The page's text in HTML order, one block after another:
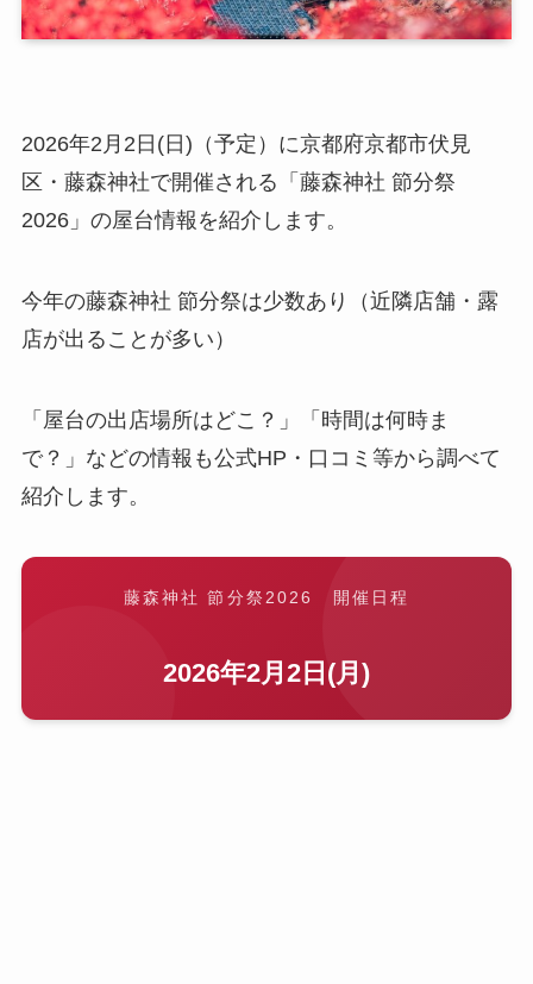
2026年2月2日(日)（予定）に京都府京都市伏見
区・藤森神社で開催される「藤森神社 節分祭
2026」の屋台情報を紹介します。
今年の藤森神社 節分祭は少数あり（近隣店舗・露
店が出ることが多い）
「屋台の出店場所はどこ？」「時間は何時ま
で？」などの情報も公式HP・口コミ等から調べて
紹介します。
藤森神社 節分祭2026 開催日程
2026年2月2日(月)